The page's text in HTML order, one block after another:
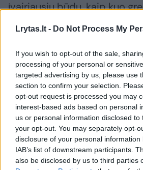
Lrytas.lt - Do Not Process My
If you wish to opt-out of the sale,
processing of your personal or
targeted advertising by us, please use
section to confirm your selection.
opt-out request is processed you may
interest-based ads based on personal
us or personal information disclosed
your opt-out. You may separately opt-
disclosure of your personal
IAB’s list of downstream participants.
also be disclosed by us to third parties
įvairiausių būdų, kaip kuo
automobilį jie kondicionierių
gerokai per žemą
Taip pat norint atsivėsinti,
kondicionierius atsisukti
taip praleidžiant ilgesnį laiką
peršalti ir čia tampa
prisidengsite gerklę ar ne,
sulaukti gerklės skausmo“,